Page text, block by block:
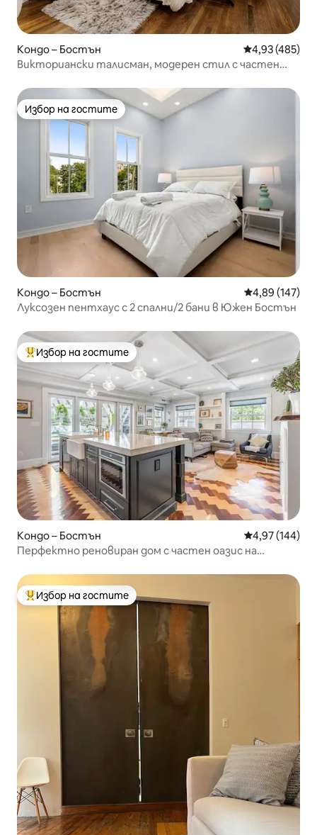
Кондо – Бостън Средна
4,93 (485)
Викториански талисман, модерен стил с частен
Избор на гостите
Избор на гостите
Кондо – Бостън Средна
4,89 (147)
Луксозен пентхаус с 2 спални/2 бани в Южен Бостън
Най-популярен избор на гостите
Избор на гостите
Кондо – Бостън Средна
4,97 (144)
Перфектно реновиран дом с частен оазис на
Най-популярен избор на гостите
Избор на гостите